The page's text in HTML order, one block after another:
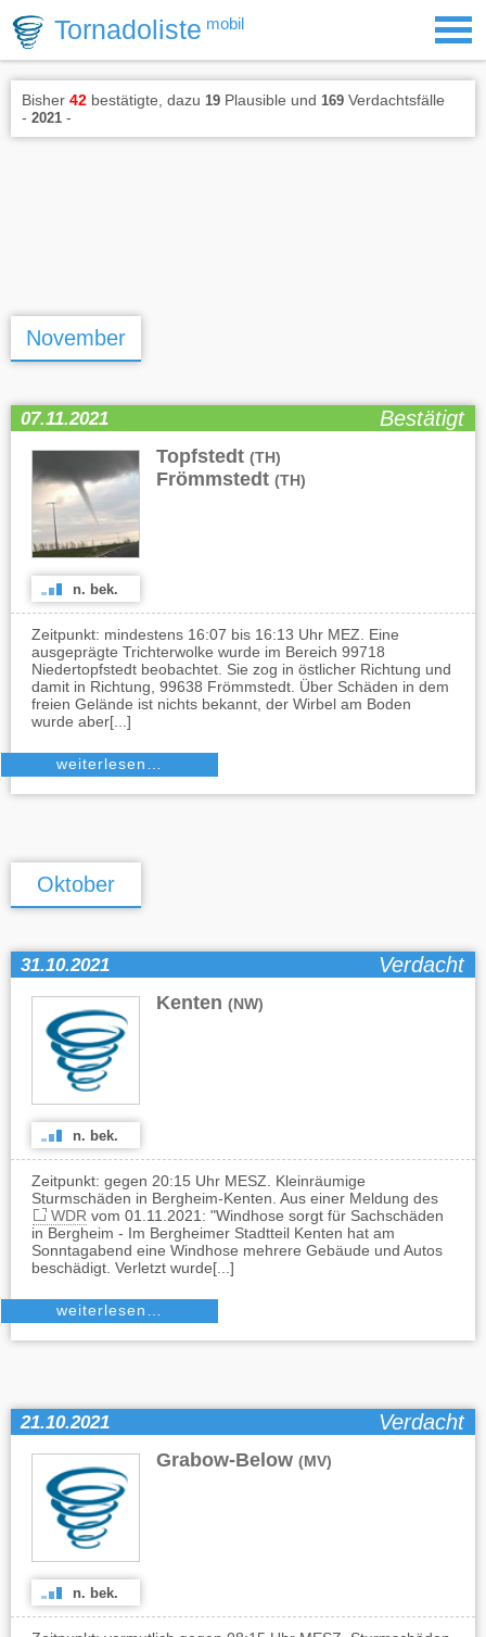
Tornadoliste mobil
Bisher 42 bestätigte, dazu 19 Plausible und 169 Verdachtsfälle
- 2021 -
November
07.11.2021 Bestätigt
Topfstedt (TH)
Frömmstedt (TH)
n. bek.
Zeitpunkt: mindestens 16:07 bis 16:13 Uhr MEZ. Eine
ausgeprägte Trichterwolke wurde im Bereich 99718
Niedertopfstedt beobachtet. Sie zog in östlicher Richtung und
damit in Richtung, 99638 Frömmstedt. Über Schäden in dem
freien Gelände ist nichts bekannt, der Wirbel am Boden
wurde aber[...]
weiterlesen…
Oktober
31.10.2021 Verdacht
Kenten (NW)
n. bek.
Zeitpunkt: gegen 20:15 Uhr MESZ. Kleinräumige
Sturmschäden in Bergheim-Kenten. Aus einer Meldung des
WDR vom 01.11.2021: "Windhose sorgt für Sachschäden
in Bergheim - Im Bergheimer Stadtteil Kenten hat am
Sonntagabend eine Windhose mehrere Gebäude und Autos
beschädigt. Verletzt wurde[...]
weiterlesen…
21.10.2021 Verdacht
Grabow-Below (MV)
n. bek.